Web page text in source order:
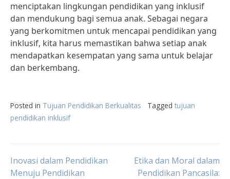
menciptakan lingkungan pendidikan yang inklusif
dan mendukung bagi semua anak. Sebagai negara
yang berkomitmen untuk mencapai pendidikan yang
inklusif, kita harus memastikan bahwa setiap anak
mendapatkan kesempatan yang sama untuk belajar
dan berkembang.
Posted in Tujuan Pendidikan Berkualitas Tagged tujuan
pendidikan inklusif
Post
Inovasi dalam Pendidikan
Menuju Pendidikan
Etika dan Moral dalam
Pendidikan Pancasila: